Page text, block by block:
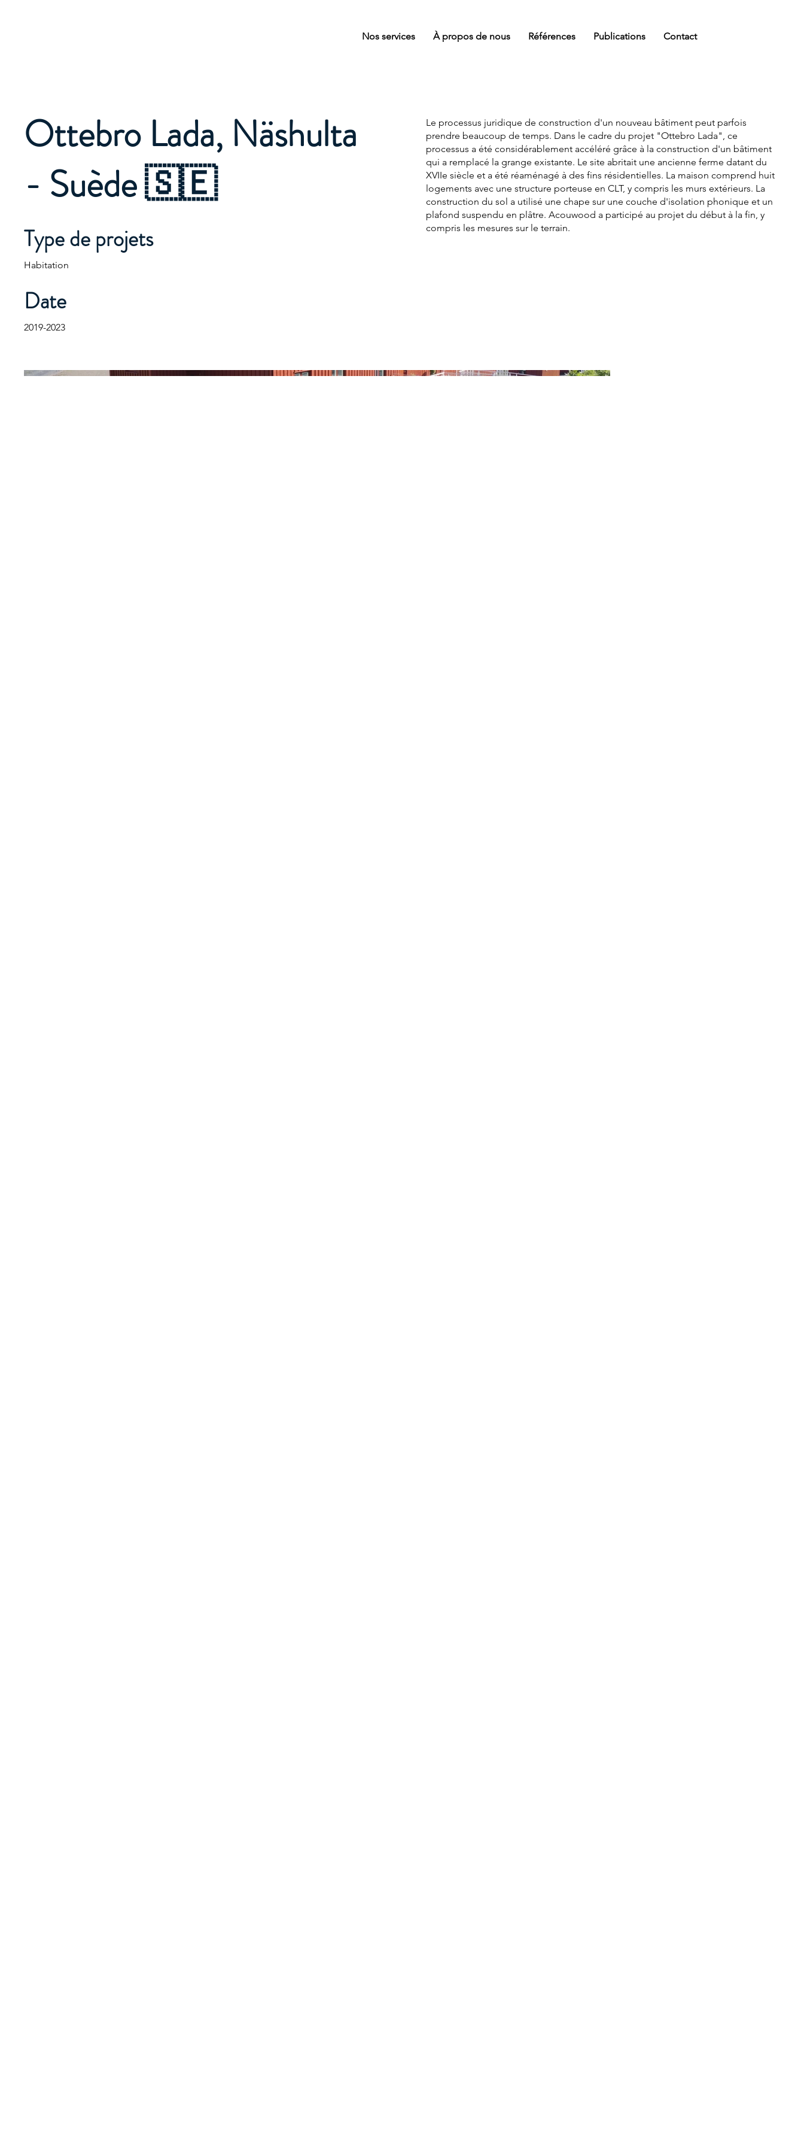
Nos services À propos de nous Références Publications Contact
Ottebro Lada, Näshulta
- Suède 🇸🇪
Type de projets
Habitation
Date
2019-2023
Le processus juridique de construction d'un nouveau bâtiment peut parfois
prendre beaucoup de temps. Dans le cadre du projet "Ottebro Lada", ce
processus a été considérablement accéléré grâce à la construction d'un bâtiment
qui a remplacé la grange existante. Le site abritait une ancienne ferme datant du
XVIIe siècle et a été réaménagé à des fins résidentielles. La maison comprend huit
logements avec une structure porteuse en CLT, y compris les murs extérieurs. La
construction du sol a utilisé une chape sur une couche d'isolation phonique et un
plafond suspendu en plâtre. Acouwood a participé au projet du début à la fin, y
compris les mesures sur le terrain.